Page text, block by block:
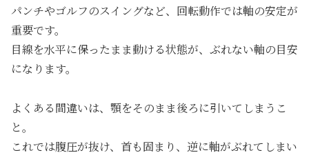
パンチやゴルフのスイングなど、回転動作では軸の安定が
重要です。
目線を水平に保ったまま動ける状態が、ぶれない軸の目安
になります。
よくある間違いは、顎をそのまま後ろに引いてしまうこ
と。
これでは腹圧が抜け、首も固まり、逆に軸がぶれてしまい